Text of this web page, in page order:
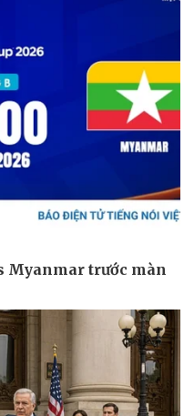
Ô tô - Xe máy
Ô tô
Xe máy
Tư vấn